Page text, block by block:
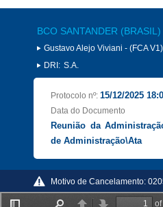
BCO SANTANDER (BRASIL)
Gustavo Alejo Viviani - (FCA V1)
DRI: S.A.
Protocolo nº: 15/12/2025
Data do Documento
Reunião da
de Administração\Ata
Motivo de Cancelamento: